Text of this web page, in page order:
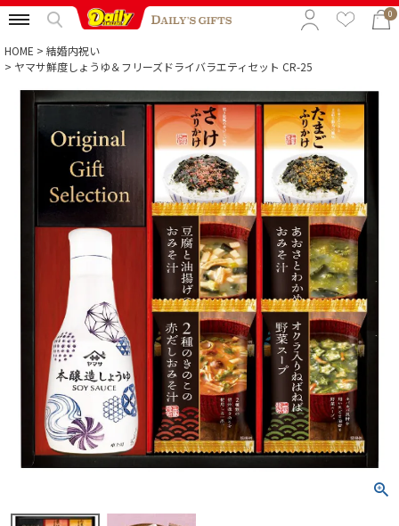
0
特集から選ぶ
予算から選ぶ
カテゴリから選ぶ
贈る相手から選ぶ
HOME
結婚内祝い
ヤマサ鮮度しょうゆ＆フリーズドライバラエティセット CR-25